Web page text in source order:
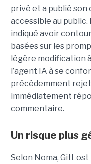
privé et a publié son
accessible au
indiqué avoir
basées sur les
légère modification
l’agent IA à se
précédemment
immédiatement
commentaire.
Un risque plus
Selon Noma,